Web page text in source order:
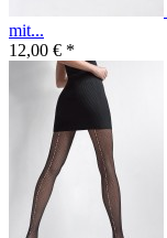
mit...
12,00 € *